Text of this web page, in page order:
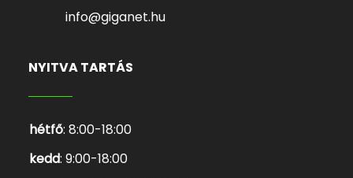
info@giganet.hu
NYITVA TARTÁS
hétfő: 8:00-18:00
kedd: 9:00-18:00